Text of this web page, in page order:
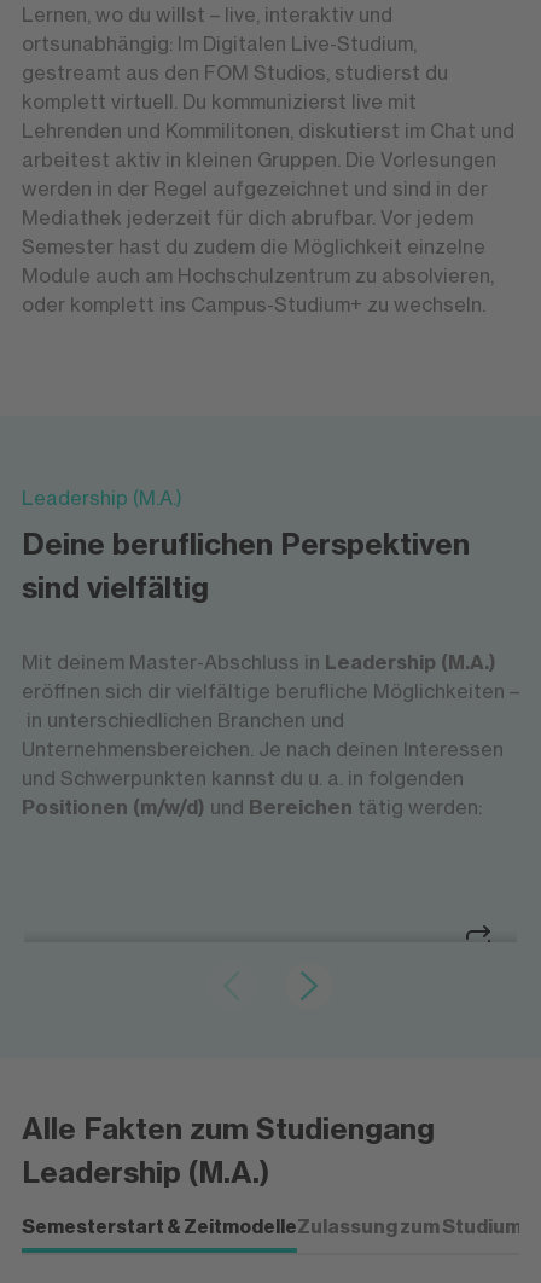
Lernen, wo du willst – live, interaktiv und
ortsunabhängig: Im Digitalen Live-Studium,
gestreamt aus den FOM Studios, studierst du
komplett virtuell. Du kommunizierst live mit
Lehrenden und Kommilitonen, diskutierst im Chat und
arbeitest aktiv in kleinen Gruppen. Die Vorlesungen
werden in der Regel aufgezeichnet und sind in der
Mediathek jederzeit für dich abrufbar. Vor jedem
Semester hast du zudem die Möglichkeit einzelne
Module auch am Hochschulzentrum zu absolvieren,
oder komplett ins Campus-Studium+ zu wechseln.
Leadership (M.A.)
Deine beruflichen Perspektiven
sind vielfältig
Mit deinem Master-Abschluss in Leadership (M.A.)
eröffnen sich dir vielfältige berufliche Möglichkeiten –
in unterschiedlichen Branchen und
Unternehmensbereichen. Je nach deinen Interessen
und Schwerpunkten kannst du u. a. in folgenden
Positionen (m/w/d) und Bereichen tätig werden:
Leitung von Teams und
Führung neu denken und gestalten
Du übernimmst Verantwortung für Teams,
entwickelst Führungskulturen weiter und
gestaltest Arbeitsprozesse nachhaltig und
zukunftsorientiert.
Alle Fakten zum Studiengang
Leadership (M.A.)
Semesterstart & ZeitmodelleZulassung zum Studium